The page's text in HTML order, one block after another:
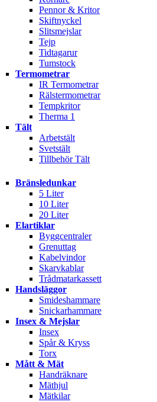
Pennor & Kritor
Skiftnyckel
Slitsmejslar
Tejp
Tidtagarur
Tumstock
Termometrar
IR Termometrar
Rälstermometrar
Tempkritor
Therma 1
Tält
Arbetstält
Svetstält
Tillbehör Tält
Bränsledunkar
5 Liter
10 Liter
20 Liter
Elartiklar
Byggcentraler
Grenuttag
Kabelvindor
Skarvkablar
Trådmatarkassett
Handsläggor
Smideshammare
Snickarhammare
Insex & Mejslar
Insex
Spår & Kryss
Torx
Mått & Mät
Handräknare
Mäthjul
Mätkilar